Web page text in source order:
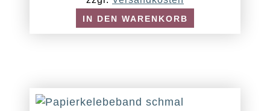
IN DEN WARENKORB